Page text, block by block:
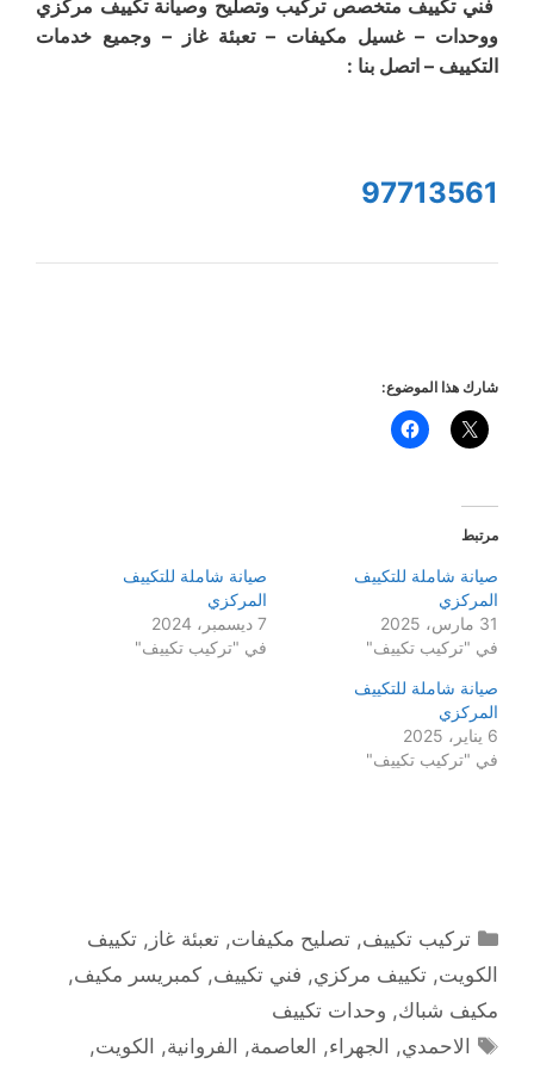
فني تكييف متخصص تركيب وتصليح وصيانة تكييف مركزي
ووحدات – غسيل مكيفات – تعبئة غاز – وجميع خدمات
التكييف – اتصل بنا :
97713561
شارك هذا الموضوع:
مرتبط
صيانة شاملة للتكييف
المركزي
31 مارس، 2025
في "تركيب تكييف"
صيانة شاملة للتكييف
المركزي
7 ديسمبر، 2024
في "تركيب تكييف"
صيانة شاملة للتكييف
المركزي
6 يناير، 2025
في "تركيب تكييف"
التصنيفات
تركيب تكييف,تصليح مكيفات,تعبئة غاز ,تكييف
الكويت, تكييف مركزي, فني تكييف, كمبريسر مكيف,
مكيف شباك, وحدات تكييف
الوسوم
الاحمدي, الجهراء, العاصمة, الفروانية, الكويت,